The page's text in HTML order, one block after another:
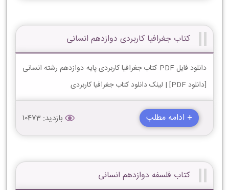
کتاب جغرافیا کاربردی دوازدهم انسانی
دانلود فایل PDF کتاب جغرافیا کاربردی پایه دوازدهم رشته انسانی
[دانلود PDF] | لینک دانلود کتاب جغرافیا کاربردی
+ ادامه مطلب بازدید: 10473
کتاب فلسفه دوازدهم انسانی